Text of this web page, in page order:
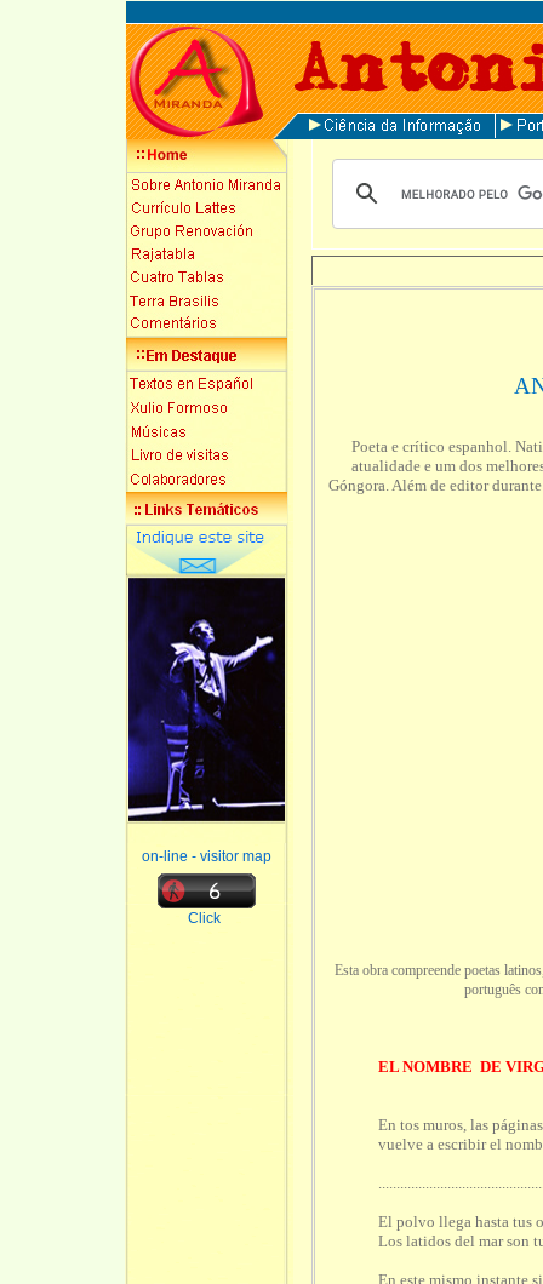
on-line - visitor map
Click
Poeta e crítico espanhol.
atualidade e um dos
Góngora. Além de editor
Esta obra compreende poetas
português
EL NOMBRE DE
En tos muros, las
vuelve a escribir el
El polvo llega hasta tus
Los latidos del mar son
En este mismo instante